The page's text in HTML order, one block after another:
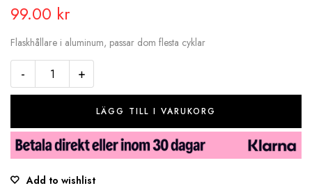
99.00 kr
Flaskhållare i aluminum, passar dom flesta cyklar
- +
LÄGG TILL I VARUKORG
Add to wishlist